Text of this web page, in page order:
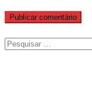
Pesquisar
por: